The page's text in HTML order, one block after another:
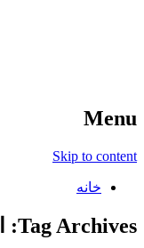
Menu
Skip to content
خانه
Tag Archives: